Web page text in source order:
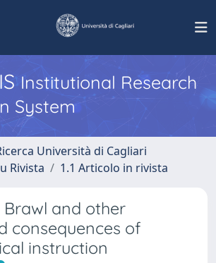
Institutional Research
System
Università di Cagliari
Rivista
1.1 Articolo in rivista
Brawl and other
consequences of
instruction